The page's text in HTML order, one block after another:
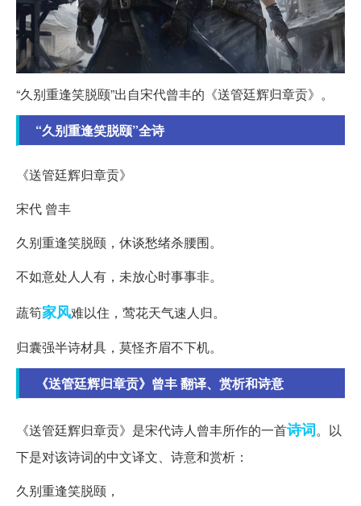
“久别重逢笑脱颐”出自宋代曾丰的《送管廷辉归章贡》。
“久别重逢笑脱颐”全诗
《送管廷辉归章贡》
宋代 曾丰
久别重逢笑脱颐，休谈愁绪杀腰围。
不如意处人人有，未放心时事事非。
蔬筍家风难以住，莺花天气速人归。
归囊强半诗材具，莫怪齐眉不下机。
《送管廷辉归章贡》曾丰 翻译、赏析和诗意
《送管廷辉归章贡》是宋代诗人曾丰所作的一首诗词。以
下是对该诗词的中文译文、诗意和赏析：
久别重逢笑脱颐，